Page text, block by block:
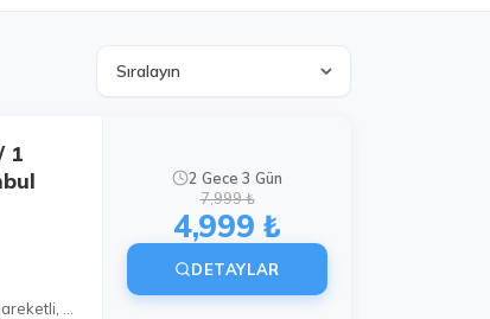
1
2 Gece 3 Gün
7,999 ₺
4,999 ₺
DETAYLAR